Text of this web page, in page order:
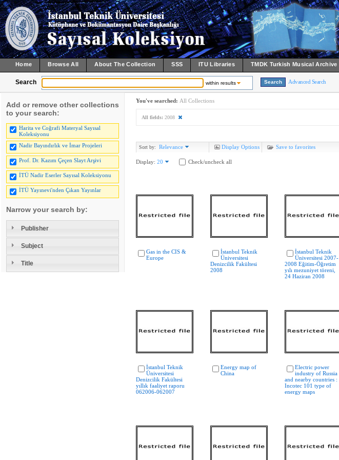
Home Browse All About The Collection SSS ITU Libraries TMDK Turkish Musical Archive
Search within results Advanced Search
Add or remove other collections
to your search:
Harita ve Coğrafi Materyal Sayısal
Koleksiyonu
Nadir Bayındırlık ve İmar Projeleri
Prof. Dr. Kazım Çeçen Slayt Arşivi
İTÜ Nadir Eserler Sayısal Koleksiyonu
İTÜ Yayınevi'nden Çıkan Yayınlar
Narrow your search by:
Publisher
Subject
Title
You've searched: All Collections
All fields: 2008
Sort by: Relevance Display Options Save to favorites
Display: 20 Check/uncheck all
Gas in the CIS &
Europe
İstanbul Teknik
Üniversitesi
Denizcilik Fakültesi
2008
İstanbul Teknik
Üniversitesi 2007-
2008 Eğitim-Öğretim
yılı mezuniyet töreni,
24 Haziran 2008
İstanbul Teknik
Üniversitesi
Denizcilik Fakültesi
yıllık faaliyet raporu
062006-062007
Energy map of
China
Electric power
industry of Russia
and nearby countries :
Incotec 101 type of
energy maps